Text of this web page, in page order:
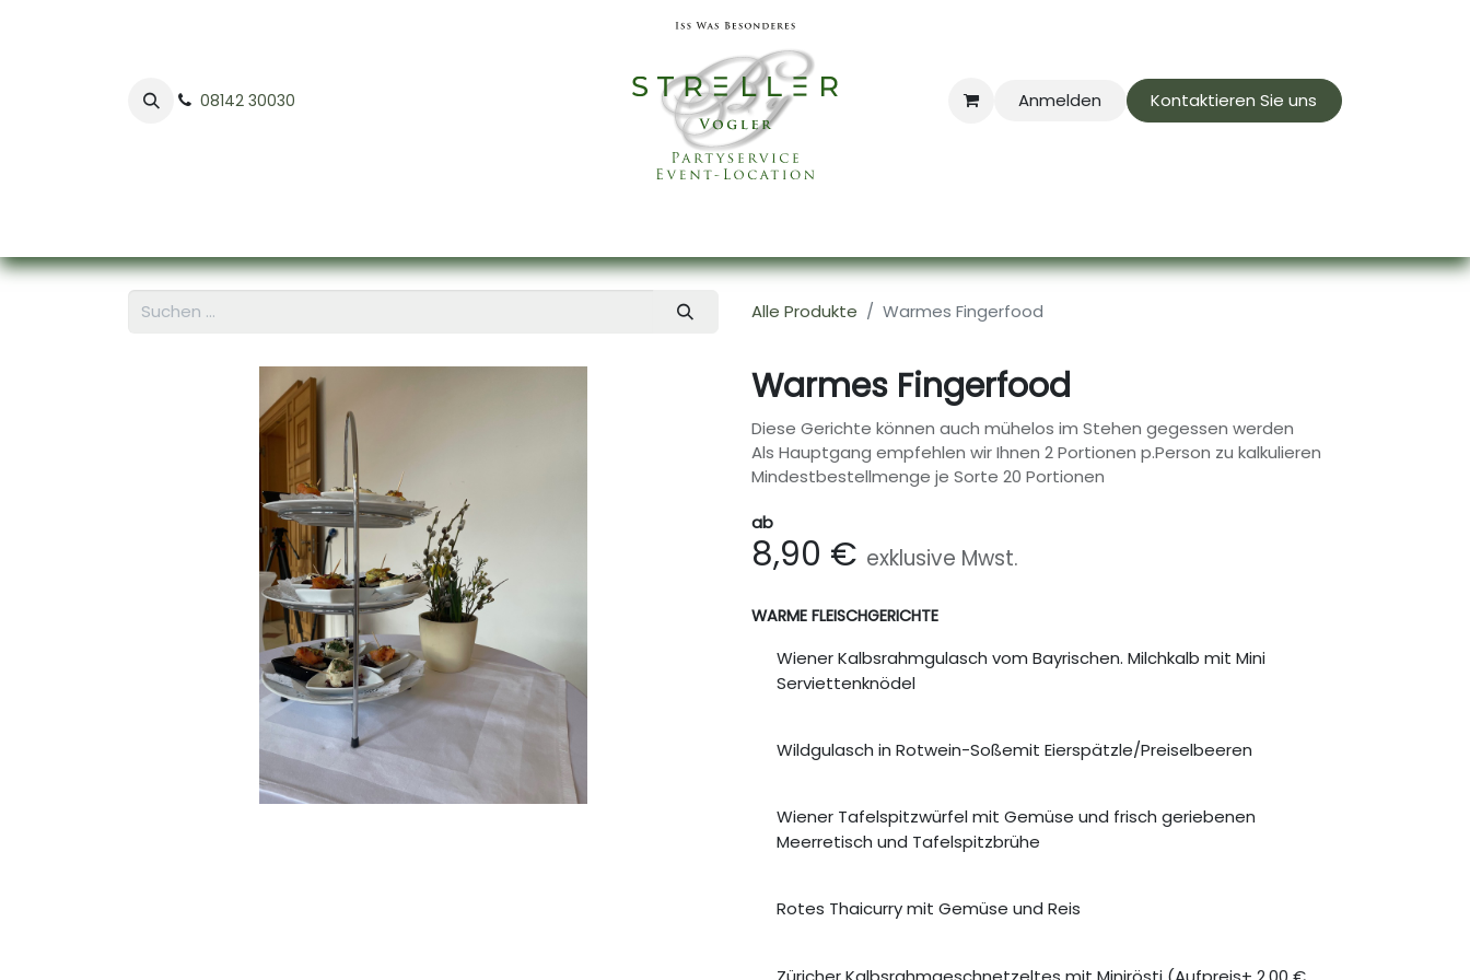
08142 30030 Anmelden Kontaktieren Sie uns
Alle Produkte Warmes Fingerfood
Warmes Fingerfood
Diese Gerichte können auch mühelos im Stehen gegessen werden
Als Hauptgang empfehlen wir Ihnen 2 Portionen p.Person zu kalkulieren
Mindestbestellmenge je Sorte 20 Portionen
ab
8,90 € exklusive Mwst.
WARME FLEISCHGERICHTE
Wiener Kalbsrahmgulasch vom Bayrischen. Milchkalb mit Mini
Serviettenknödel
Wildgulasch in Rotwein-Soßemit Eierspätzle/Preiselbeeren
Wiener Tafelspitzwürfel mit Gemüse und frisch geriebenen
Meerretisch und Tafelspitzbrühe
Rotes Thaicurry mit Gemüse und Reis